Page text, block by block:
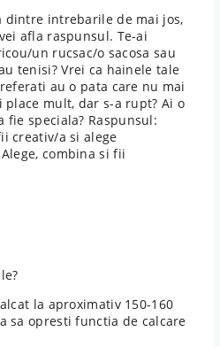
dintre intrebarile de mai jos,
afla raspunsul. Te-ai
un rucsac/o sacosa sau
tenisi? Vrei ca hainele tale
au o pata care nu mai
place mult, dar s-a rupt? Ai o
fie speciala? Raspunsul:
creativ/a si alege
combina si fii
la aproximativ 150-160
sa opresti functia de calcare